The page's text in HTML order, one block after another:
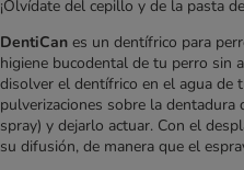
¡Olvídate del cepillo y de la pasta
DentiCan es un dentífrico para
higiene bucodental de tu perro sin
disolver el dentífrico en el agua de
pulverizaciones sobre la
spray) y dejarlo actuar. Con el
su difusión, de manera que el